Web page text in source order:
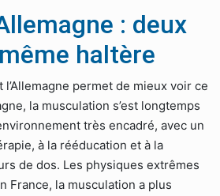
: deux
haltère
l’Allemagne permet de mieux voir ce
la musculation s’est longtemps
très encadré, avec un
à la rééducation et à la
de dos. Les physiques extrêmes
France, la musculation a plus